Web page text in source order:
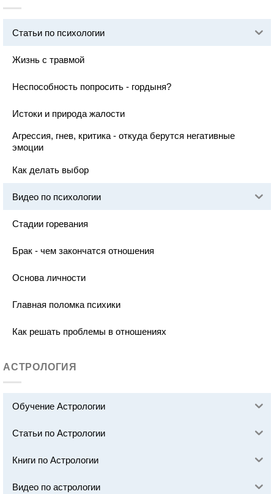
Статьи по психологии
Жизнь с травмой
Неспособность попросить - гордыня?
Истоки и природа жалости
Агрессия, гнев, критика - откуда берутся негативные
эмоции
Как делать выбор
Видео по психологии
Стадии горевания
Брак - чем закончатся отношения
Основа личности
Главная поломка психики
Как решать проблемы в отношениях
АСТРОЛОГИЯ
Обучение Астрологии
Статьи по Астрологии
Книги по Астрологии
Видео по астрологии